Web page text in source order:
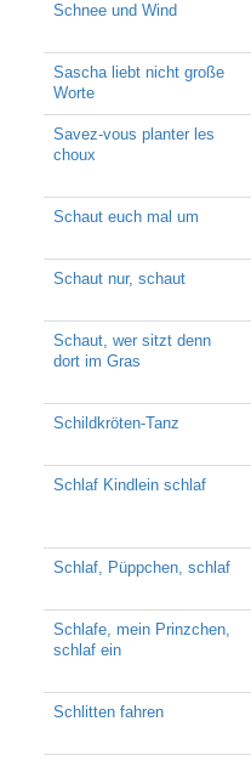
Schnee und Wind
Sascha liebt nicht große
Worte
Savez-vous planter les
choux
Schaut euch mal um
Schaut nur, schaut
Schaut, wer sitzt denn
dort im Gras
Schildkröten-Tanz
Schlaf Kindlein schlaf
Schlaf, Püppchen, schlaf
Schlafe, mein Prinzchen,
schlaf ein
Schlitten fahren